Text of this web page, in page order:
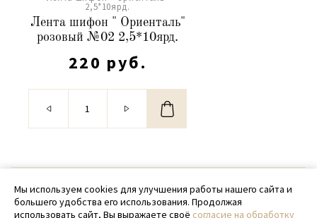
2,5*10ярд.
Лента шифон " Ориенталь"
розовый №02 2,5*10ярд.
220 руб.
© 2020 - 2026 SamPack
+ 7 (918) 699-97-87
Мы используем cookies для улучшения работы нашего сайта и
большего удобства его использования. Продолжая
использовать сайт, Вы выражаете своё согласие на обработку